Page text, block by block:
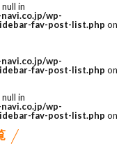
in
wp-
fav-post-list.php on
wp-
fav-post-list.php on
in
wp-
fav-post-list.php on